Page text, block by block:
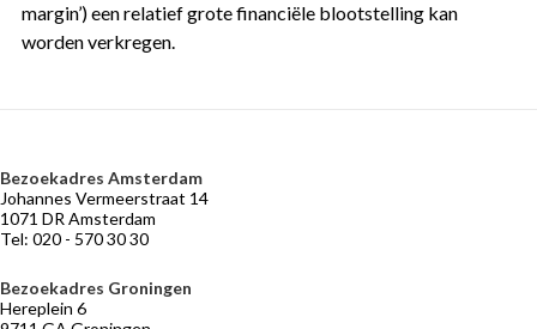
margin’) een relatief grote financiële blootstelling kan
worden verkregen.
VERMOGENSBEHEER
Adviseurs
die
Optimix
Stichtingen
Desk
NIEUWS
Marktontwikkelingen
BELEGGERSGIRO
Beleggingsfondsen
Praktische
OVER
OPTIMIX
Historie
Medewerkers
Bezoekadres Amsterdam
Johannes Vermeerstraat 14
1071 DR Amsterdam
Tel: 020 - 570 30 30
Bezoekadres Groningen
Hereplein 6